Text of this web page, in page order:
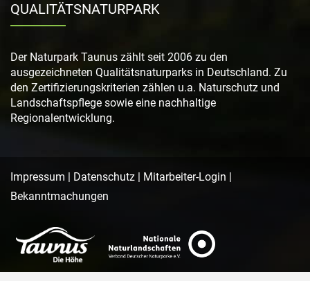
QUALITÄTSNATURPARK
Der Naturpark Taunus zählt seit 2006 zu den
ausgezeichneten Qualitätsnaturparks in Deutschland. Zu
den Zertifizierungskriterien zählen u.a. Naturschutz und
Landschaftspflege sowie eine nachhaltige
Regionalentwicklung.
Impressum | Datenschutz | Mitarbeiter-Login |
Bekanntmachungen